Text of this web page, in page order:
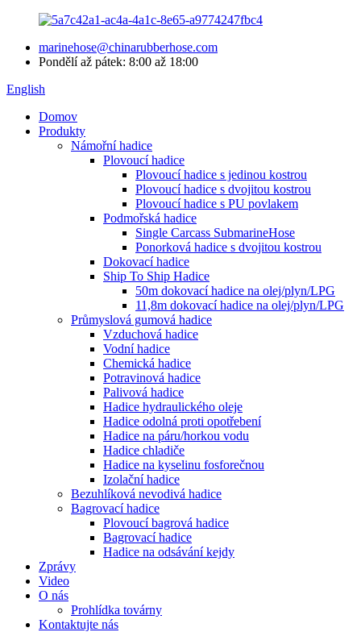
marinehose@chinarubberhose.com
Pondělí až pátek: 8:00 až 18:00
English
Domov
Produkty
Námořní hadice
Plovoucí hadice
Plovoucí hadice s jedinou kostrou
Plovoucí hadice s dvojitou kostrou
Plovoucí hadice s PU povlakem
Podmořská hadice
Single Carcass SubmarineHose
Ponorková hadice s dvojitou kostrou
Dokovací hadice
Ship To Ship Hadice
50m dokovací hadice na olej/plyn/LPG
11,8m dokovací hadice na olej/plyn/LPG
Průmyslová gumová hadice
Vzduchová hadice
Vodní hadice
Chemická hadice
Potravinová hadice
Palivová hadice
Hadice hydraulického oleje
Hadice odolná proti opotřebení
Hadice na páru/horkou vodu
Hadice chladiče
Hadice na kyselinu fosforečnou
Izolační hadice
Bezuhlíková nevodivá hadice
Bagrovací hadice
Plovoucí bagrová hadice
Bagrovací hadice
Hadice na odsávání kejdy
Zprávy
Video
O nás
Prohlídka továrny
Kontaktujte nás